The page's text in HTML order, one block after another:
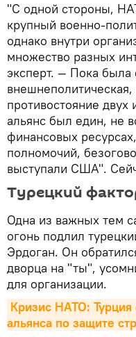
"С одной стороны,
крупный военно-
однако внутри
множество разных
эксперт. — Пока была
внешнеполитическая,
противостояние двух
альянс был един, не
финансовых
полномочий,
выступали США".
Турецкий
Одна из важных тем
огонь подлил
Эрдоган. Он
дворца на "ты",
для организации.
Кризис НАТО: Турция
альянса по защите